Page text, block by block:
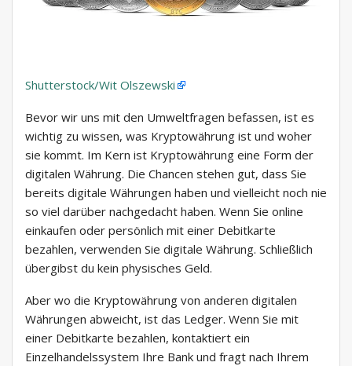
Shutterstock/Wit Olszewski
Bevor wir uns mit den Umweltfragen befassen, ist es
wichtig zu wissen, was Kryptowährung ist und woher
sie kommt. Im Kern ist Kryptowährung eine Form der
digitalen Währung. Die Chancen stehen gut, dass Sie
bereits digitale Währungen haben und vielleicht noch nie
so viel darüber nachgedacht haben. Wenn Sie online
einkaufen oder persönlich mit einer Debitkarte
bezahlen, verwenden Sie digitale Währung. Schließlich
übergibst du kein physisches Geld.
Aber wo die Kryptowährung von anderen digitalen
Währungen abweicht, ist das Ledger. Wenn Sie mit
einer Debitkarte bezahlen, kontaktiert ein
Einzelhandelssystem Ihre Bank und fragt nach Ihrem